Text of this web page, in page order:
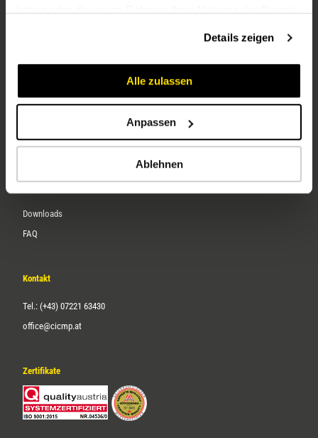
Details zeigen
Alle zulassen
Anpassen
Ablehnen
Karriere
Downloads
FAQ
Kontakt
Tel.: (+43) 07221 63430
office@cicmp.at
Zertifikate